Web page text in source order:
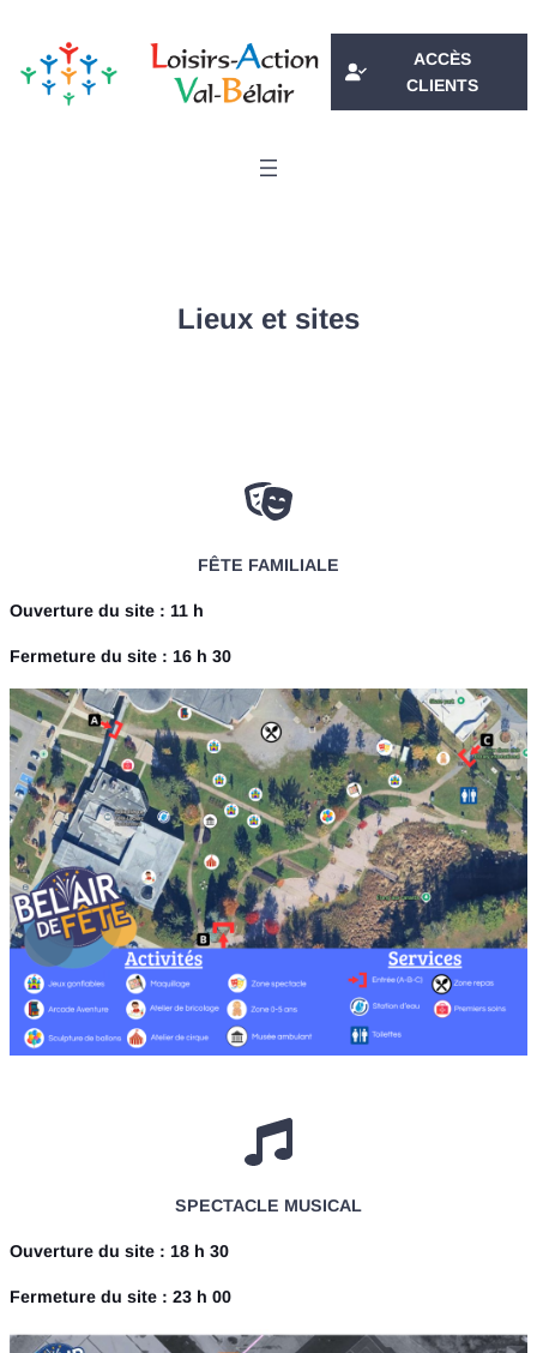
contenu
ACCÈS
CLIENTS
Lieux et sites
FÊTE FAMILIALE
Ouverture du site : 11 h
Fermeture du site : 16 h 30
SPECTACLE MUSICAL
Ouverture du site : 18 h 30
Fermeture du site : 23 h 00